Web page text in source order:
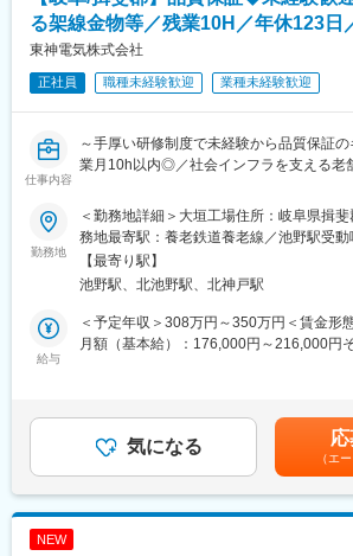
・年間休日125日
・有給取得平均17.5日(記念日休暇、リフ
・入社3年以内離職率0％
・育児休業取得率女性100％、男性60％(
・単身寮、社宅を完備（規定・審査あり
の方も歓迎です！
・社宅費等：月額20,500円（家賃15,000
車場代3,000円）
■当社について：
・川崎重工業株式会社の航空宇宙カンパニ
して、防衛航空機、民間航空機、誘導弾
発・製造において、設計、解析、試験、情
福利厚生なども充実しており、働きやすい
・各部門ごとに部門に精通したスタッフが
分野に特化したスペシャリストを目指し、
る架線金物等／残業10H／年休123
東神電気株式会社
正社員 職種未経験歓迎 業種未経験歓迎
仕事内容
～手厚い研修制度で未経験から品質保証
業月10h以内◎／社会インフラを支える老
■担当業務：
全国の電力会社や鉄道会社に納入される
力、通信、鉄道分野の製品を展開する当社
お任せします。
◎架線金物とは…
電車の電線や電気を送る線路（架線）を支
品です。電柱や鉄塔に取り付けられており
■職務内容：
当社の全ての製品の各種検査業務やISO関
勤務地
＜勤務地詳細＞大垣工場住所：岐阜県揖
務地最寄駅：養老鉄道養老線／池野駅受動
煙【最寄り駅】
池野駅、北池野駅、北神戸駅
給与
＜予定年収＞308万円～350万円＜賃金形
月額（基本給）：176,000円～216,000円
月・12月）※過去実績4ヶ月■諸手当：資格
はあくまでも目安の金額であり、選考を通
あります。月給(月額)は固定手当を含めた
気になる
（エ
NEW